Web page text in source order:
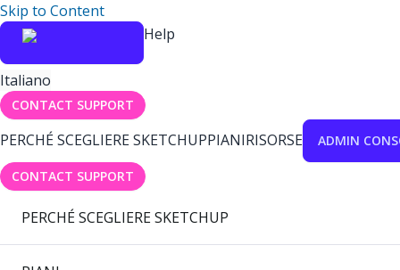
Skip to Content
Help
Italiano
CONTACT SUPPORT
PERCHÉ SCEGLIERE SKETCHUPPIANIRISORSE ADMIN
CONTACT SUPPORT
PERCHÉ SCEGLIERE SKETCHUP